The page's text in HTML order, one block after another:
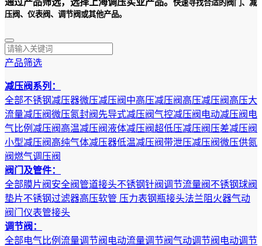
通过产品筛选，选择上海调压实业产品。 快速寻找合适的阀门、减
压阀、仪表阀、调节阀或其他产品。
产品筛选
减压阀系列：
全部不锈钢减压器微压减压阀 中高压减压阀 高压减压阀 高压大
流量减压阀微压氮封阀 先导式减压阀气控减压阀 电动减压阀 电
气比例减压阀 高温减压阀 液体减压阀超低压减压阀 压差减压阀
小型减压阀 高纯气体减压器低温减压阀带泄压减压阀微压供氮
阀燃气调压阀
阀门及管件：
全部膜片阀 安全阀 管道接头不锈钢针阀调节流量阀 不锈钢球阀
垫片不锈钢过滤器高压软管 压力表钢瓶接头法兰 阻火器气动
阀门 仪表管接头
调节阀：
全部电气比例流量调节阀 电动流量调节阀气动调节阀 电动调节